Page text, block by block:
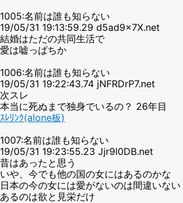
1005:名前は誰も知らない
19/05/31 19:13:59.29 d5ad9x7X.net
結婚はただの共同生活で
愛は嘘っぱちか
1006:名前は誰も知らない
19/05/31 19:22:43.74 jNFRDrP7.net
次スレ
本当に死ぬまで独身でいるの？ 26年目
ｽﾚﾘﾝｸ(alone板)
1007:名前は誰も知らない
19/05/31 19:23:55.23 Jjr9I0DB.net
昔はあったと思う
いや、今でも他の国の女にはあるのかな
日本の今の女には愛がないのは間違いない
あるのは欲と見栄だけ